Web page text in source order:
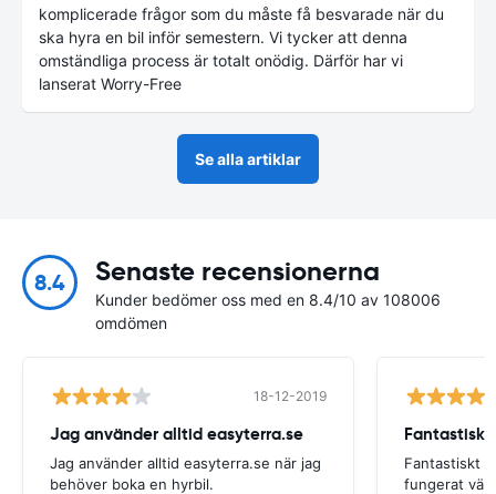
komplicerade frågor som du måste få besvarade när du
ska hyra en bil inför semestern. Vi tycker att denna
omständliga process är totalt onödig. Därför har vi
lanserat Worry-Free
Se alla artiklar
8.4 Senaste recensionerna
Kunder bedömer oss med en 8.4/10 av 108006
omdömen
18-12-2019
Jag använder alltid easyterra.se
Jag använder alltid easyterra.se när jag
behöver boka en hyrbil.
Fantastiskt
fungerat